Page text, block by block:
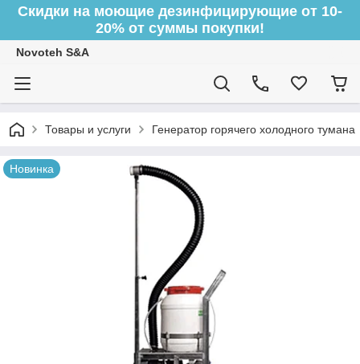
Скидки на моющие дезинфицирующие от 10-
20% от суммы покупки!
Novoteh S&A
Товары и услуги Генератор горячего холодного тумана
Новинка